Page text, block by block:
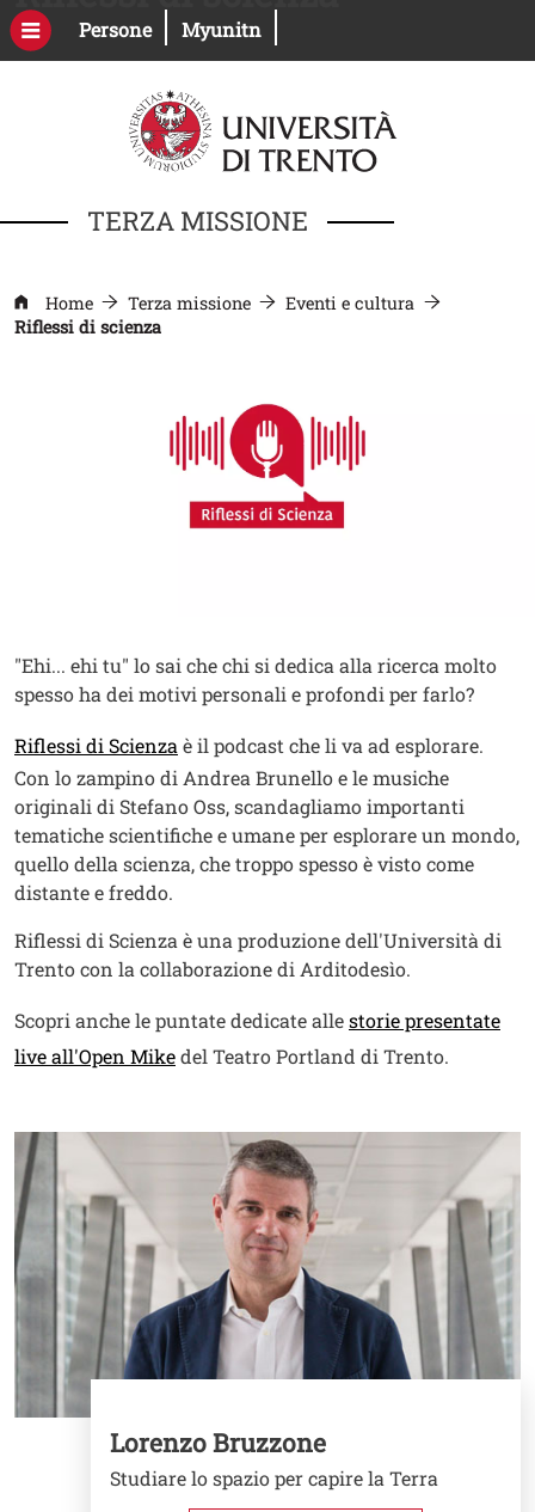
Salta al contenuto principale
PersoneApri il link in una nuova finestra
MyunitnApri il link in una nuova
TERZA MISSIONE
Home Terza missione
Eventi e cultura
Riflessi di scienza
Contenuto
Testo
"Ehi... ehi tu" lo sai che chi si dedica alla ricerca molto
spesso ha dei motivi personali e profondi per farlo?
Riflessi di Scienza Apri il link in una nuova finestra
è il podcast che li va ad esplorare.
Con lo zampino di Andrea Brunello e le musiche
originali di Stefano Oss, scandagliamo importanti
tematiche scientifiche e umane per esplorare un mondo,
quello della scienza, che troppo spesso è visto come
distante e freddo.
Riflessi di Scienza è una produzione dell'Università di
Trento con la collaborazione di Arditodesìo.
Scopri anche le puntate dedicate allestorie presentate
live all'Open Mikedel Teatro Portland di Trento.
Image
Lorenzo Bruzzone
Studiare lo spazio per capire la Terra